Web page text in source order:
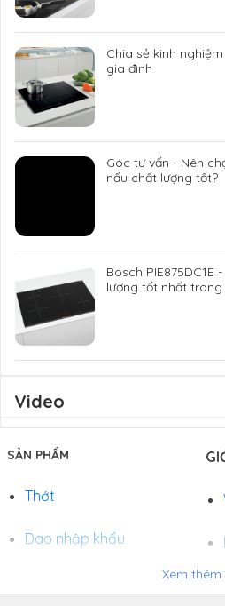
Chia sẻ kinh
gia đình
Góc tư vấn - Nên
nấu chất lượng tốt?
Bosch
lượng tốt nhất
Video
SẢN PHẨM
Thớt
Dao nhập khẩu
Xem thêm